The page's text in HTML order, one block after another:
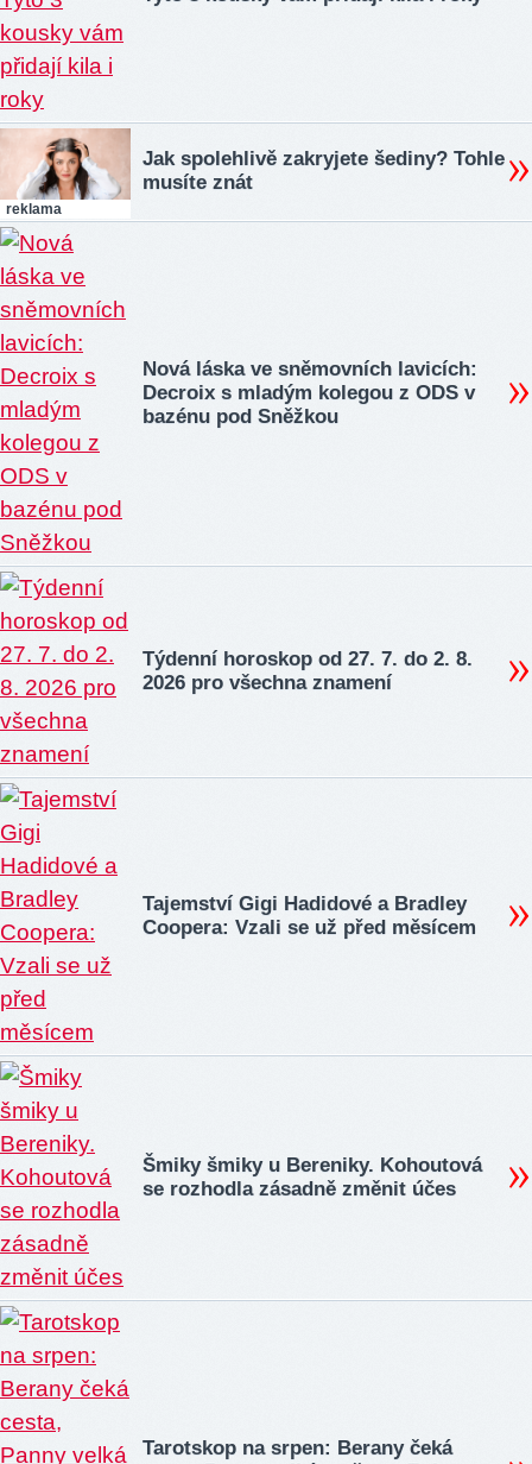
reklama
Jak spolehlivě zakryjete šediny? Tohle
musíte znát
Nová láska ve sněmovních lavicích:
Decroix s mladým kolegou z ODS v
bazénu pod Sněžkou
Týdenní horoskop od 27. 7. do 2. 8.
2026 pro všechna znamení
Tajemství Gigi Hadidové a Bradley
Coopera: Vzali se už před měsícem
Šmiky šmiky u Bereniky. Kohoutová
se rozhodla zásadně změnit účes
Tarotskop na srpen: Berany čeká